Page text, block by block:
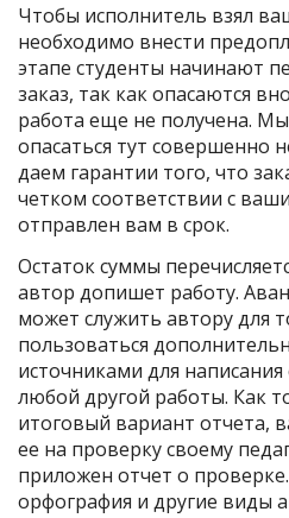
Чтобы исполнитель взял
необходимо внести
этапе студенты начинают
заказ, так как опасаются
работа еще не получена.
опасаться тут совершенно
даем гарантии того, что
четком соответствии с
отправлен вам в срок.
Остаток суммы
автор допишет работу.
может служить автору для
пользоваться
источниками для
любой другой работы. Как
итоговый вариант отчета,
ее на проверку своему
приложен отчет о
орфография и другие виды